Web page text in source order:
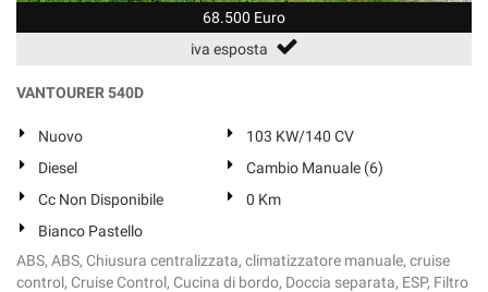
68.500 Euro
iva esposta
VANTOURER 540D
Nuovo
103 KW/140 CV
Diesel
Cambio Manuale (6)
Cc Non Disponibile
0 Km
Bianco Pastello
ABS, ABS, Chiusura centralizzata, climatizzatore manuale, cruise
control, Cruise Control, Cucina di bordo, Doccia separata, ESP, Filtro